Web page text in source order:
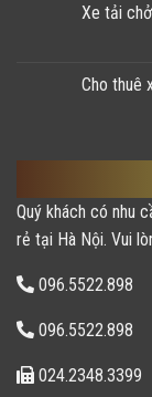
Xe tải
Cho thuê
Quý khách có nhu
rẻ tại Hà Nội. Vui
096.5522.898
096.5522.898
024.2348.3399